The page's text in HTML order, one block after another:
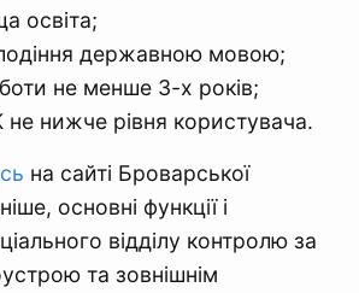
освіта;
державною мовою;
не менше 3-х років;
не нижче рівня користувача.
на сайті Броварської
основні функції і
відділу контролю за
та зовнішнім